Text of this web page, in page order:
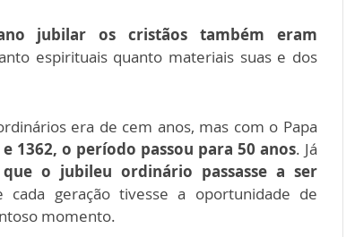
jubilar os cristãos também eram
espirituais quanto materiais suas e dos
era de cem anos, mas com o Papa
1362, o período passou para 50 anos. Já
o jubileu ordinário passasse a ser
cada geração tivesse a oportunidade de
momento.